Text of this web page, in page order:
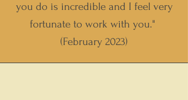
you do is incredible and I feel very
fortunate to work with you."
(February 2023)